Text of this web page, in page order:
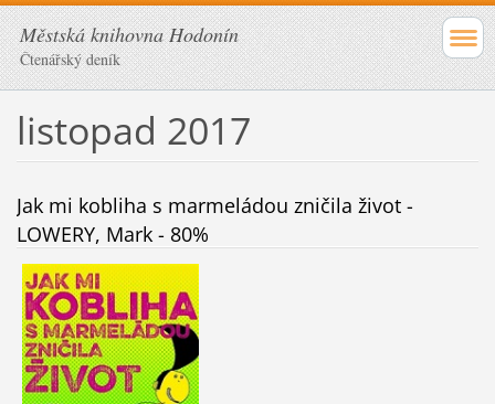
Městská knihovna Hodonín
Čtenářský deník
listopad 2017
Jak mi kobliha s marmeládou zničila život -
LOWERY, Mark - 80%